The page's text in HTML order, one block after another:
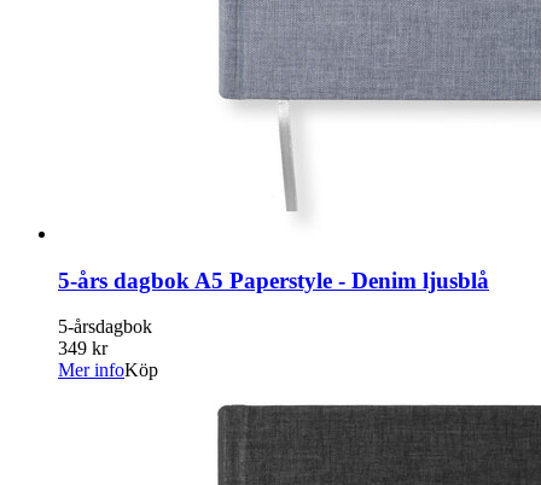
5-års dagbok A5 Paperstyle - Denim ljusblå
5-årsdagbok
349 kr
Mer infoKöp